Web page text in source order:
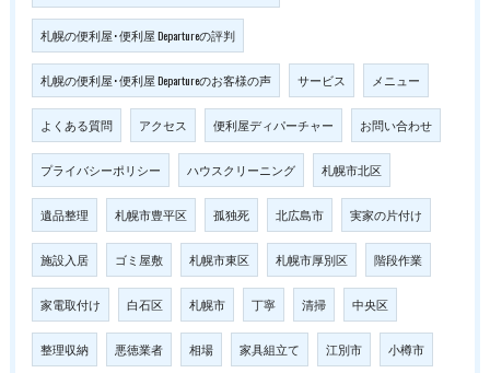
札幌の便利屋･便利屋 Departureの評判
札幌の便利屋･便利屋 Departureのお客様の声 サービス メニュー
よくある質問 アクセス 便利屋ディパーチャー お問い合わせ
プライバシーポリシー ハウスクリーニング 札幌市北区
遺品整理 札幌市豊平区 孤独死 北広島市 実家の片付け
施設入居 ゴミ屋敷 札幌市東区 札幌市厚別区 階段作業
家電取付け 白石区 札幌市 丁寧 清掃 中央区
整理収納 悪徳業者 相場 家具組立て 江別市 小樽市